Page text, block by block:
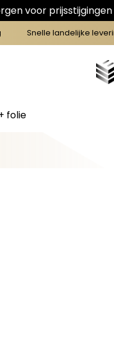
voor
Snelle landelijke
folie